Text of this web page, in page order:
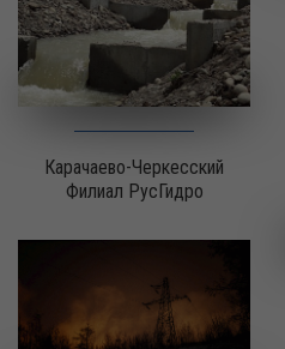
Карачаево-Черкесский
Филиал РусГидро